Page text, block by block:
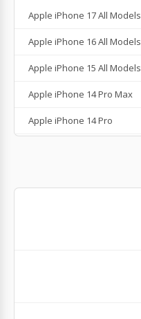
Apple iPhone 17 All Models
Apple iPhone 16 All Models
Apple iPhone 15 All Models
Apple iPhone 14 Pro Max
Apple iPhone 14 Pro